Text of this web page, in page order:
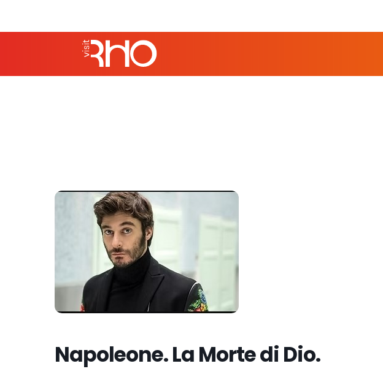
Napoleone. La Morte di Dio.